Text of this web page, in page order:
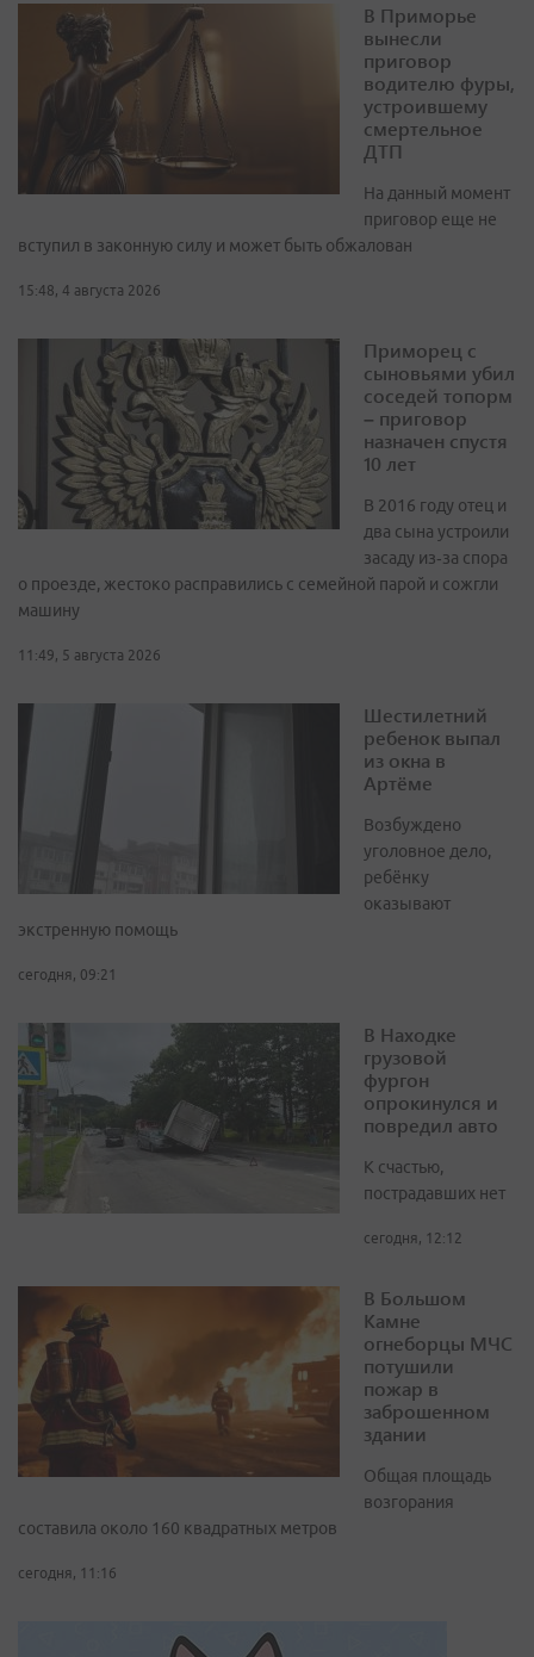
В Приморье
вынесли
приговор
водителю фуры,
устроившему
смертельное
ДТП
На данный момент
приговор еще не
вступил в законную силу и может быть обжалован
15:48, 4 августа 2026
Приморец с
сыновьями убил
соседей топорм
– приговор
назначен спустя
10 лет
В 2016 году отец и
два сына устроили
засаду из‑за спора
о проезде, жестоко расправились с семейной парой и сожгли
машину
11:49, 5 августа 2026
Шестилетний
ребенок выпал
из окна в
Артёме
Возбуждено
уголовное дело,
ребёнку
оказывают
экстренную помощь
сегодня, 09:21
В Находке
грузовой
фургон
опрокинулся и
повредил авто
К счастью,
пострадавших нет
сегодня, 12:12
В Большом
Камне
огнеборцы МЧС
потушили
пожар в
заброшенном
здании
Общая площадь
возгорания
составила около 160 квадратных метров
сегодня, 11:16